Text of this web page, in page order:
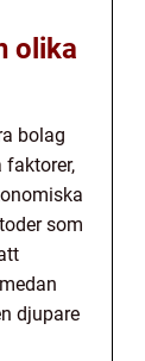
olika
bolag
faktorer,
som
djupare